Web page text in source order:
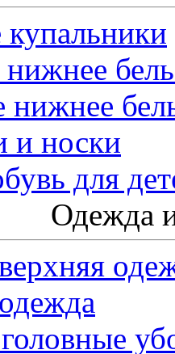
и носки
для
Одежда